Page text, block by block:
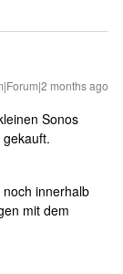
months ago
Sonos
innerhalb
mit dem